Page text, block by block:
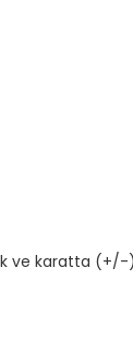
ve karatta